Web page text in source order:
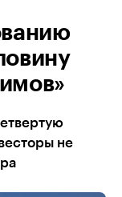
не